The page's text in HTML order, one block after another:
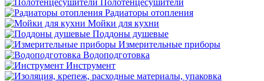
Полотенцесушители
Радиаторы отопления
Мойки для кухни
Поддоны душевые
Измерительные приборы
Водоподготовка
Инструмент